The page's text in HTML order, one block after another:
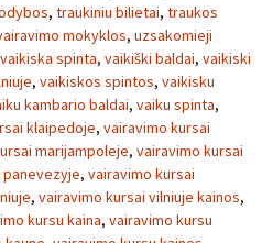
, traukiniu bilietai, traukos
mokyklos, uzsakomieji
vaikiska spinta, vaikiški baldai, vaikiski
, vaikiskos spintos, vaikisku
kambario baldai, vaiku spinta,
klaipedoje, vairavimo kursai
marijampoleje, vairavimo kursai
, vairavimo kursai
, vairavimo kursai vilniuje kainos,
kursu kaina, vairavimo kursu